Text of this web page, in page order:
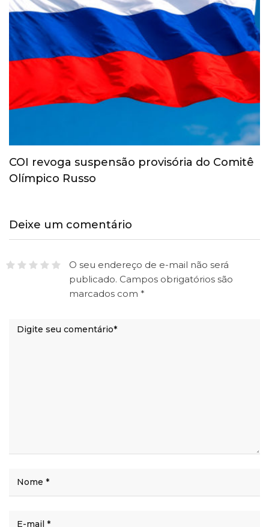
COI revoga suspensão provisória do Comitê
Olímpico Russo
Deixe um comentário
O seu endereço de e-mail não será
publicado. Campos obrigatórios são
marcados com *